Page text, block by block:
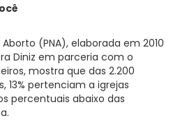
(PNA), elaborada em 2010
Diniz em parceria com o
mostra que das 2.200
13% pertenciam a igrejas
percentuais abaixo das